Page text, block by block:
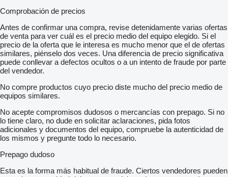
Comprobación de precios
Antes de confirmar una compra, revise detenidamente varias ofertas
de venta para ver cuál es el precio medio del equipo elegido. Si el
precio de la oferta que le interesa es mucho menor que el de ofertas
similares, piénselo dos veces. Una diferencia de precio significativa
puede conllevar a defectos ocultos o a un intento de fraude por parte
del vendedor.
No compre productos cuyo precio diste mucho del precio medio de
equipos similares.
No acepte compromisos dudosos o mercancías con prepago. Si no
lo tiene claro, no dude en solicitar aclaraciones, pida fotos
adicionales y documentos del equipo, compruebe la autenticidad de
los mismos y pregunte todo lo necesario.
Prepago dudoso
Esta es la forma más habitual de fraude. Ciertos vendedores pueden